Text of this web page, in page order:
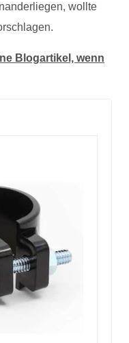
wollte
Blogartikel, wenn